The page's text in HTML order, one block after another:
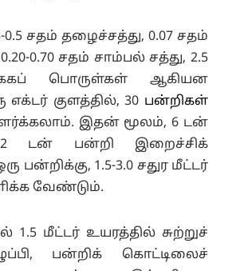
0.5 சதம் தழைச்சத்து, 0.07 சதம்
0.70 சதம் சாம்பல் சத்து, 2.5
பொருள்கள் ஆகியன
எக்டர் குளத்தில், 30 பன்றிகள்
இதன் மூலம், 6 டன்
டன் பன்றி இறைச்சிக்
பன்றிக்கு, 1.5-3.0 சதுர மீட்டர்
வேண்டும்.
1.5 மீட்டர் உயரத்தில் சுற்றுச்
பன்றிக் கொட்டிலைச்